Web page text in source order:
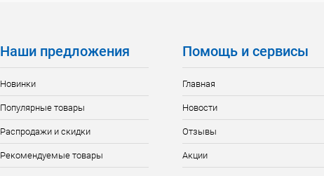
Наши предложения
Новинки
Популярные товары
Распродажи и скидки
Рекомендуемые товары
Помощь и сервисы
Главная
Новости
Отзывы
Акции